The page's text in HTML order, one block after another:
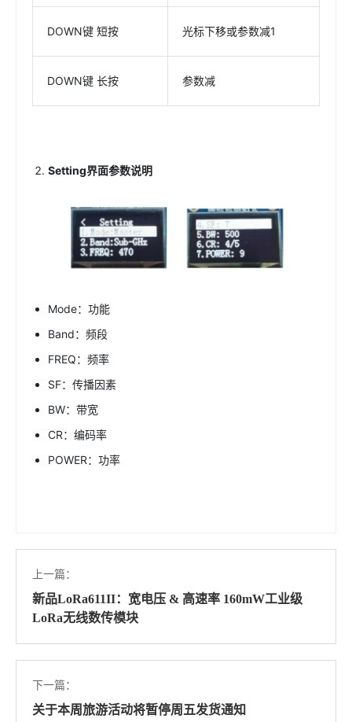
DOWN键 短按 光标下移或参数减1
DOWN键 长按 参数减
Setting界面参数说明
Mode：功能
Band：频段
FREQ：频率
SF：传播因素
BW：带宽
CR：编码率
POWER：功率
上一篇：
新品LoRa611II：宽电压 & 高速率 160mW工业级
LoRa无线数传模块
下一篇：
关于本周旅游活动将暂停周五发货通知